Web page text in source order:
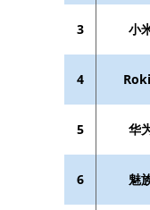
3 小
4
5 华
6 魅